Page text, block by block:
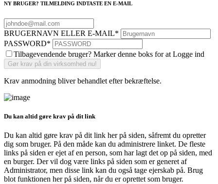
NY BRUGER? TILMELDING INDTASTE EN E-MAIL
BRUGERNAVN ELLER E-MAIL*
PASSWORD*
Tilbagevendende bruger? Marker denne boks for at Logge ind
Krav anmodning bliver behandlet efter bekræftelse.
Du kan altid gøre krav på dit link
Du kan altid gøre krav på dit link her på siden, såfremt du opretter
dig som bruger. På den måde kan du administrere linket. De fleste
links på siden er ejet af en person, som har lagt det op på siden, med
en burger. Der vil dog være links på siden som er generet af
Administrator, men disse link kan du også tage ejerskab på. Brug
blot funktionen her på siden, når du er oprettet som bruger.